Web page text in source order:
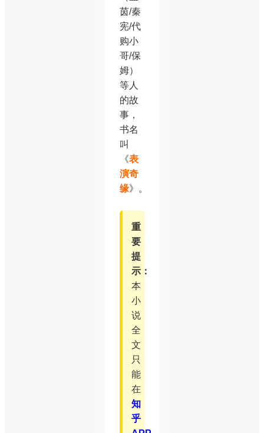
茵/秦
宪/代
购小
哥/保
姆）
等人
的故
事，
书名
叫
《表
演奇
缘》。
重
要
提
示：
本
小
说
全
文
只
能
在
知
乎